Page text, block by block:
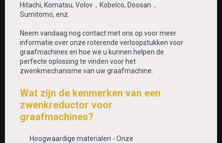
Hitachi, Komatsu, Volov，Kobelco, Doosan，
Sumitomo, enz.
Neem vandaag nog contact met ons op voor meer
informatie over onze roterende verloopstukken voor
graafmachines en hoe we u kunnen helpen de
perfecte oplossing te vinden voor het
zwenkmechanisme van uw graafmachine.
Wat zijn de kenmerken van een
zwenkreductor voor
graafmachines?
Hoogwaardige materialen - Onze